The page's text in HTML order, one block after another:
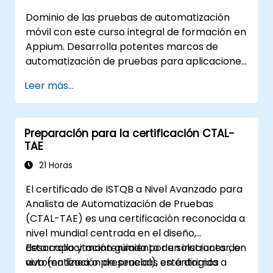
Aplicar las mejores prácticas para
mantener, gestionar, solucionar
problemas y depurar secuencias de
prueba complejas.
Dominio de las pruebas de automatización
móvil con este curso integral de formación en
Appium. Desarrolla potentes marcos de
automatización de pruebas para aplicaciones
en la industria, Appium; gana experiencia
práctica configurando Appium, escribiendo
scripts de prueba, identificando elementos
nativos y web, y generando informes
detallados de prueba. Ideal para ingenieros
de aseguramiento de calidad (QA) y
añadir habilidades de testing y
automatización móvil a su conjunto de
competencias. Punto de partida perfecto
para la certificación en Appium y el avance
profesional en la garantía de calidad móvil.
Leer más...
Preparación para la certificación CTAL-
TAE
21 Horas
El certificado de ISTQB a Nivel Avanzado para
Analista de Automatización de Pruebas
(CTAL-TAE) es una certificación reconocida a
nivel mundial centrada en el diseño,
desarrollo y mantenimiento de soluciones de
automatización de pruebas en entornos
Esta capacitación guiada por un instructor, en
vivo (en línea o presencial), está dirigida a